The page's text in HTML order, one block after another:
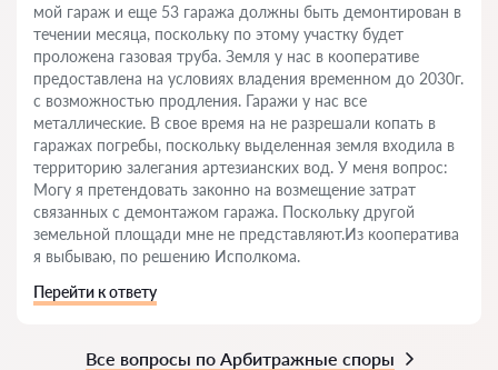
мой гараж и еще 53 гаража должны быть демонтирован в
течении месяца, поскольку по этому участку будет
проложена газовая труба. Земля у нас в кооперативе
предоставлена на условиях владения временном до 2030г.
с возможностью продления. Гаражи у нас все
металлические. В свое время на не разрешали копать в
гаражах погребы, поскольку выделенная земля входила в
территорию залегания артезианских вод. У меня вопрос:
Могу я претендовать законно на возмещение затрат
связанных с демонтажом гаража. Поскольку другой
земельной площади мне не представляют.Из кооператива
я выбываю, по решению Исполкома.
Перейти к ответу
Все вопросы по Арбитражные споры